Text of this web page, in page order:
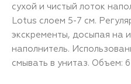
сухой и чистый лоток
Lotus слоем 5-7 см.
экскременты, досыпая на
наполнитель.
смывать в унитаз. Объем: 6